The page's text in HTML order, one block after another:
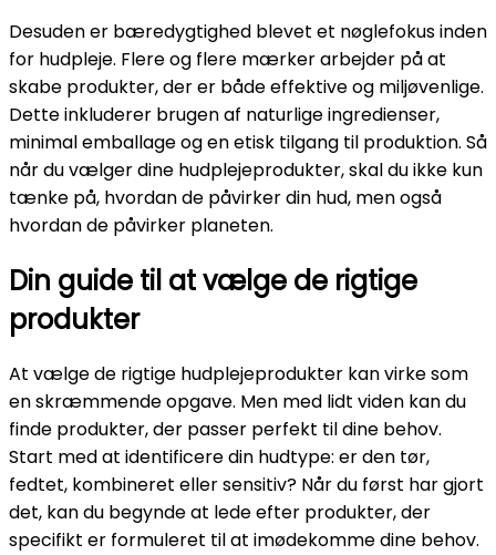
Desuden er bæredygtighed blevet et nøglefokus inden
for hudpleje. Flere og flere mærker arbejder på at
skabe produkter, der er både effektive og miljøvenlige.
Dette inkluderer brugen af naturlige ingredienser,
minimal emballage og en etisk tilgang til produktion. Så
når du vælger dine hudplejeprodukter, skal du ikke kun
tænke på, hvordan de påvirker din hud, men også
hvordan de påvirker planeten.
Din guide til at vælge de rigtige
produkter
At vælge de rigtige hudplejeprodukter kan virke som
en skræmmende opgave. Men med lidt viden kan du
finde produkter, der passer perfekt til dine behov.
Start med at identificere din hudtype: er den tør,
fedtet, kombineret eller sensitiv? Når du først har gjort
det, kan du begynde at lede efter produkter, der
specifikt er formuleret til at imødekomme dine behov.